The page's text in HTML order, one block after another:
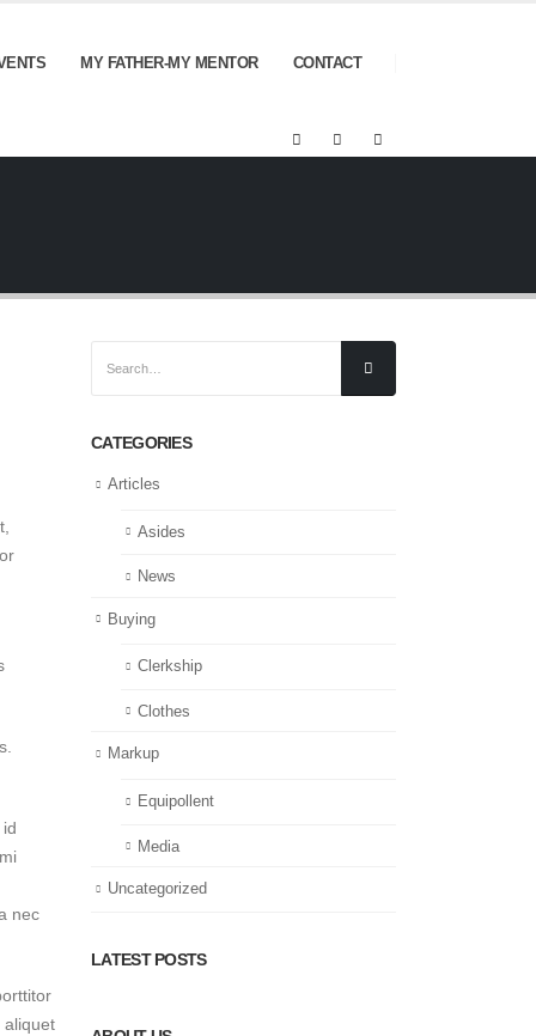
MY FATHER-MY MENTOR CONTACT
nec
aliquet
CATEGORIES
Articles
Asides
News
Buying
Clerkship
Clothes
Markup
Equipollent
Media
Uncategorized
LATEST POSTS